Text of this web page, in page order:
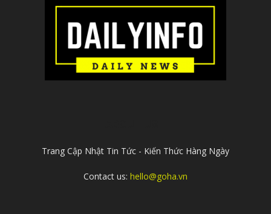
Trang Cập Nhật Tin Tức - Kiến Thức Hàng Ngày
Contact us: hello@goha.vn